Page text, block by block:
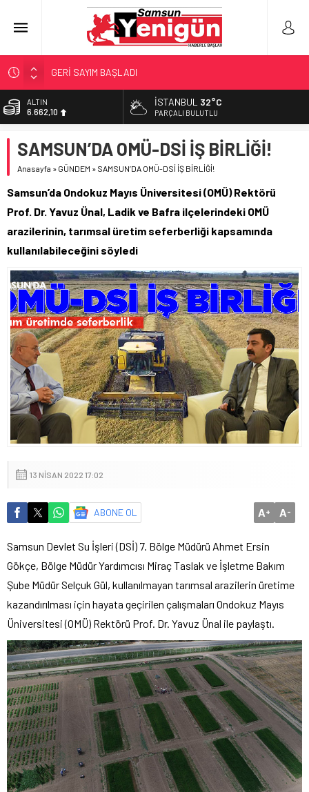
GERİ SAYIM BAŞLADI
SAMSUNSPOR’DA HEDEF 5’İNCİLİK!
‘BAFRA’YA YATIRIM YAPIN!’
YÖNETİCİ SEÇERKEN YAPILAN EN BÜYÜK HATALAR
ALTIN
6.662,10
13.779,39
DOLAR
55,1824
İSTANBUL 32°C
PARÇALI BULUTLU
SAMSUN’DA OMÜ-DSİ İŞ BİRLİĞİ!
Anasayfa » GÜNDEM » SAMSUN’DA OMÜ-DSİ İŞ BİRLİĞİ!
Samsun’da Ondokuz Mayıs Üniversitesi (OMÜ) Rektörü
Prof. Dr. Yavuz Ünal, Ladik ve Bafra ilçelerindeki OMÜ
arazilerinin, tarımsal üretim seferberliği kapsamında
kullanılabileceğini söyledi
13 NISAN 2022 17:02
ABONE OL A+ A-
Samsun Devlet Su İşleri (DSİ) 7. Bölge Müdürü Ahmet Ersin
Gökçe, Bölge Müdür Yardımcısı Miraç Taslak ve İşletme Bakım
Şube Müdür Selçuk Gül, kullanılmayan tarımsal arazilerin üretime
kazandırılması için hayata geçirilen çalışmaları Ondokuz Mayıs
Üniversitesi (OMÜ) Rektörü Prof. Dr. Yavuz Ünal ile paylaştı.